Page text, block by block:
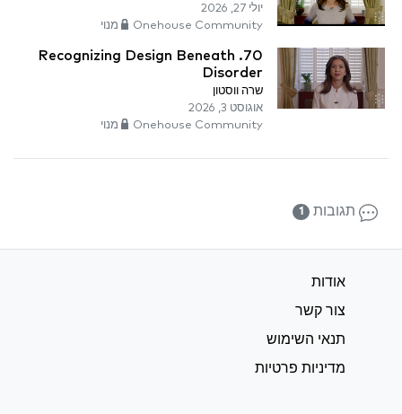
יולי 27, 2026
Onehouse Community מנוי
70. Recognizing Design Beneath
Disorder
שרה ווסטון
אוגוסט 3, 2026
Onehouse Community מנוי
תגובות 1
אודות
צור קשר
תנאי השימוש
מדיניות פרטיות